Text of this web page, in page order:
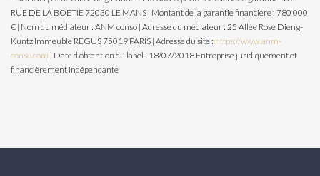
RUE DE LA BOETIE 72030 LE MANS | Montant de la garantie financière : 780 000
€ | Nom du médiateur : ANM conso | Adresse du médiateur : 25 Allée Rose Dieng-
Kuntz Immeuble REGUS 75019 PARIS | Adresse du site : https://www.anm-
conso.com | Date d'obtention du label : 18/07/2018 Entreprise juridiquement et
financièrement indépendante